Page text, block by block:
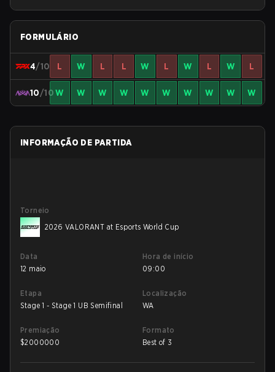
FORMULÁRIO
4/10 L W L L W L W L W L
10/10W W W W W W W W W W
INFORMAÇÃO DE PARTIDA
Torneio
2026 VALORANT at Esports World Cup
Data
12 maio
Hora de início
09:00
Etapa
Stage 1 - Stage 1 UB Semifinal
Localização
WA
Premiação
$2000000
Formato
Best of 3